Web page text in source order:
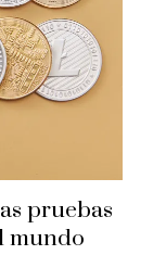
pruebas
mundo